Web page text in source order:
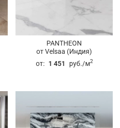
PANTHEON
от Velsaa (Индия)
от: 1 451 руб./м2